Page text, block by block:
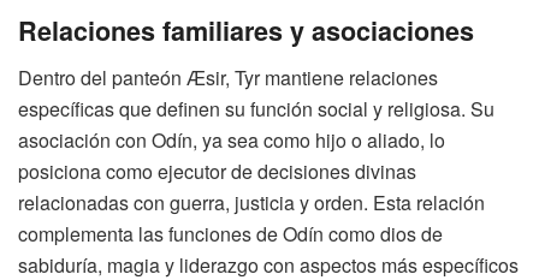
Relaciones familiares y asociaciones
Dentro del panteón Æsir, Tyr mantiene relaciones
específicas que definen su función social y religiosa. Su
asociación con Odín, ya sea como hijo o aliado, lo
posiciona como ejecutor de decisiones divinas
relacionadas con guerra, justicia y orden. Esta relación
complementa las funciones de Odín como dios de
sabiduría, magia y liderazgo con aspectos más específicos